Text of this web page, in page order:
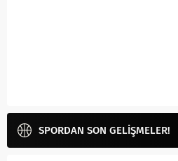
SPORDAN SON GELİŞMELER!